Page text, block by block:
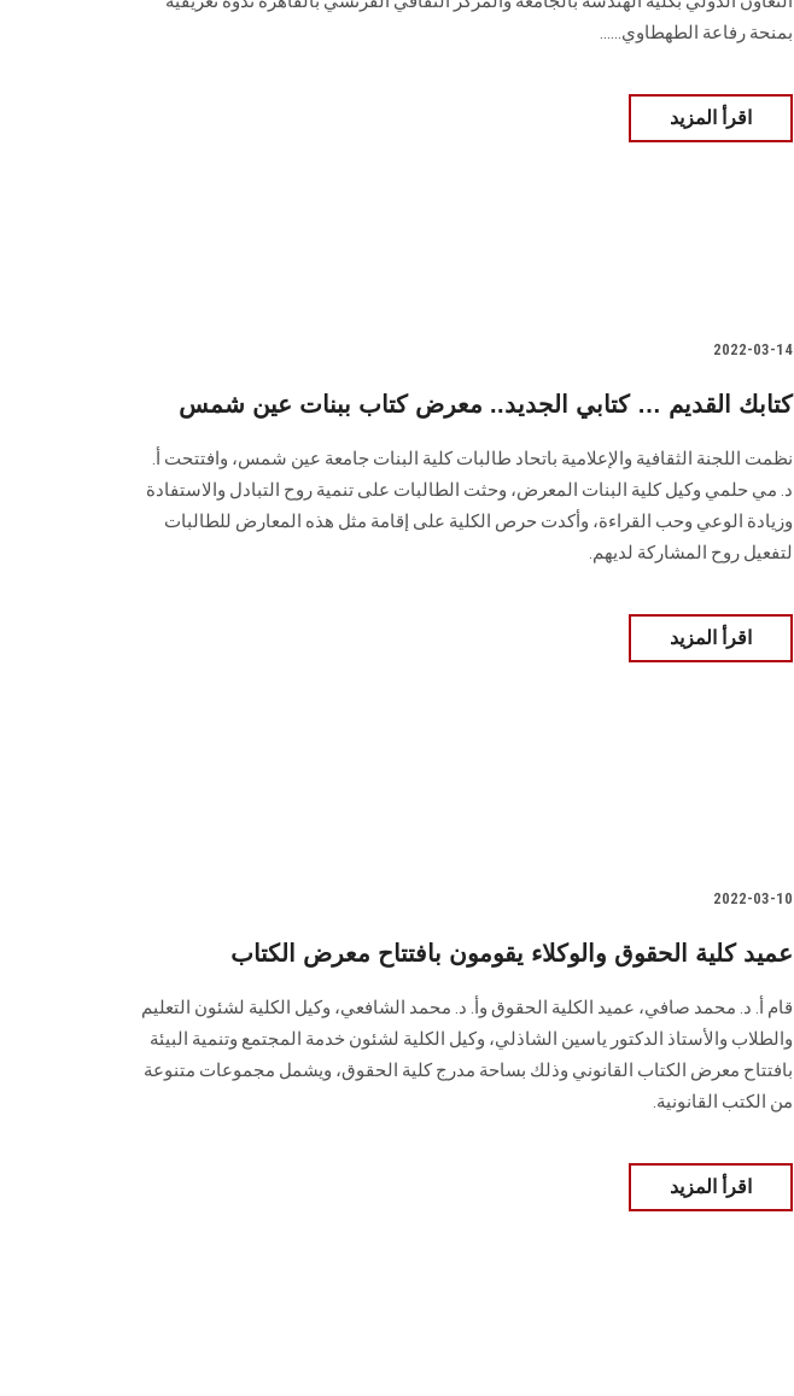
بمنحة رفاعة الطهطاوي......
اقرأ المزيد
2022-03-14
كتابك القديم … كتابي الجديد.. معرض كتاب ببنات عين شمس
نظمت اللجنة الثقافية والإعلامية باتحاد طالبات كلية البنات جامعة عين شمس، وافتتحت أ.
د. مي حلمي وكيل كلية البنات المعرض، وحثت الطالبات على تنمية روح التبادل والاستفادة
وزيادة الوعي وحب القراءة، وأكدت حرص الكلية على إقامة مثل هذه المعارض للطالبات
لتفعيل روح المشاركة لديهم.
اقرأ المزيد
2022-03-10
عميد كلية الحقوق والوكلاء يقومون بافتتاح معرض الكتاب
قام أ. د. محمد صافي، عميد الكلية الحقوق وأ. د. محمد الشافعي، وكيل الكلية لشئون التعليم
والطلاب والأستاذ الدكتور ياسين الشاذلي، وكيل الكلية لشئون خدمة المجتمع وتنمية البيئة
بافتتاح معرض الكتاب القانوني وذلك بساحة مدرج كلية الحقوق، ويشمل مجموعات متنوعة
من الكتب القانونية.
اقرأ المزيد